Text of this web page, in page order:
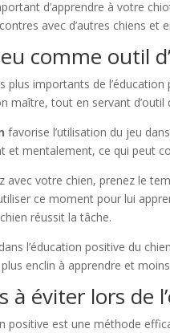
d’apprendre à votre
avec d’autres chiens et
comme outil
plus importants de
maître, tout en servant d’outil
favorise l’utilisation du jeu dans
et mentalement, ce qui peut
avec votre chien, prenez le
ce moment pour lui
réussit la tâche.
l’éducation positive du
enclin à apprendre et
à éviter lors de
positive est une méthode